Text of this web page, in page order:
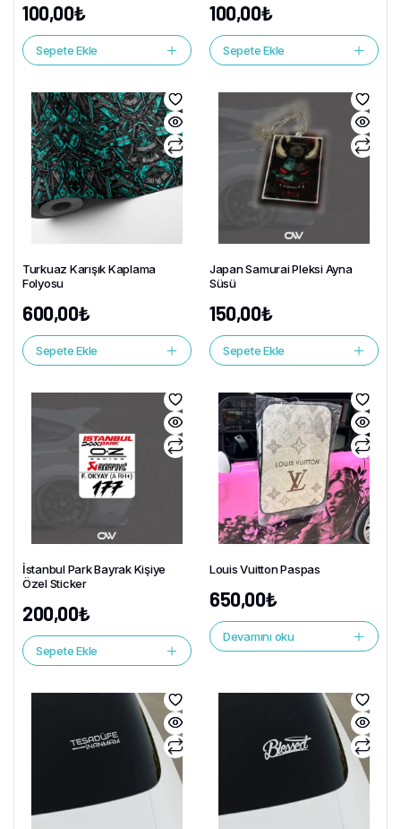
100,00₺
Sepete Ekle
100,00₺
Sepete Ekle
Turkuaz Karışık Kaplama
Folyosu
600,00₺
Sepete Ekle
Japan Samurai Pleksi Ayna
Süsü
150,00₺
Sepete Ekle
İstanbul Park Bayrak Kişiye
Özel Sticker
200,00₺
Sepete Ekle
Louis Vuitton Paspas
650,00₺
Devamını oku